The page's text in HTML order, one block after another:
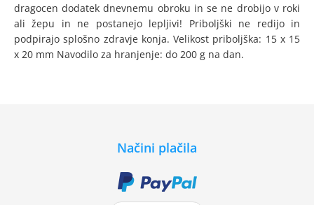
dragocen dodatek dnevnemu obroku in se ne drobijo v roki
ali žepu in ne postanejo lepljivi! Priboljški ne redijo in
podpirajo splošno zdravje konja. Velikost priboljška: 15 x 15
x 20 mm Navodilo za hranjenje: do 200 g na dan.
Načini plačila